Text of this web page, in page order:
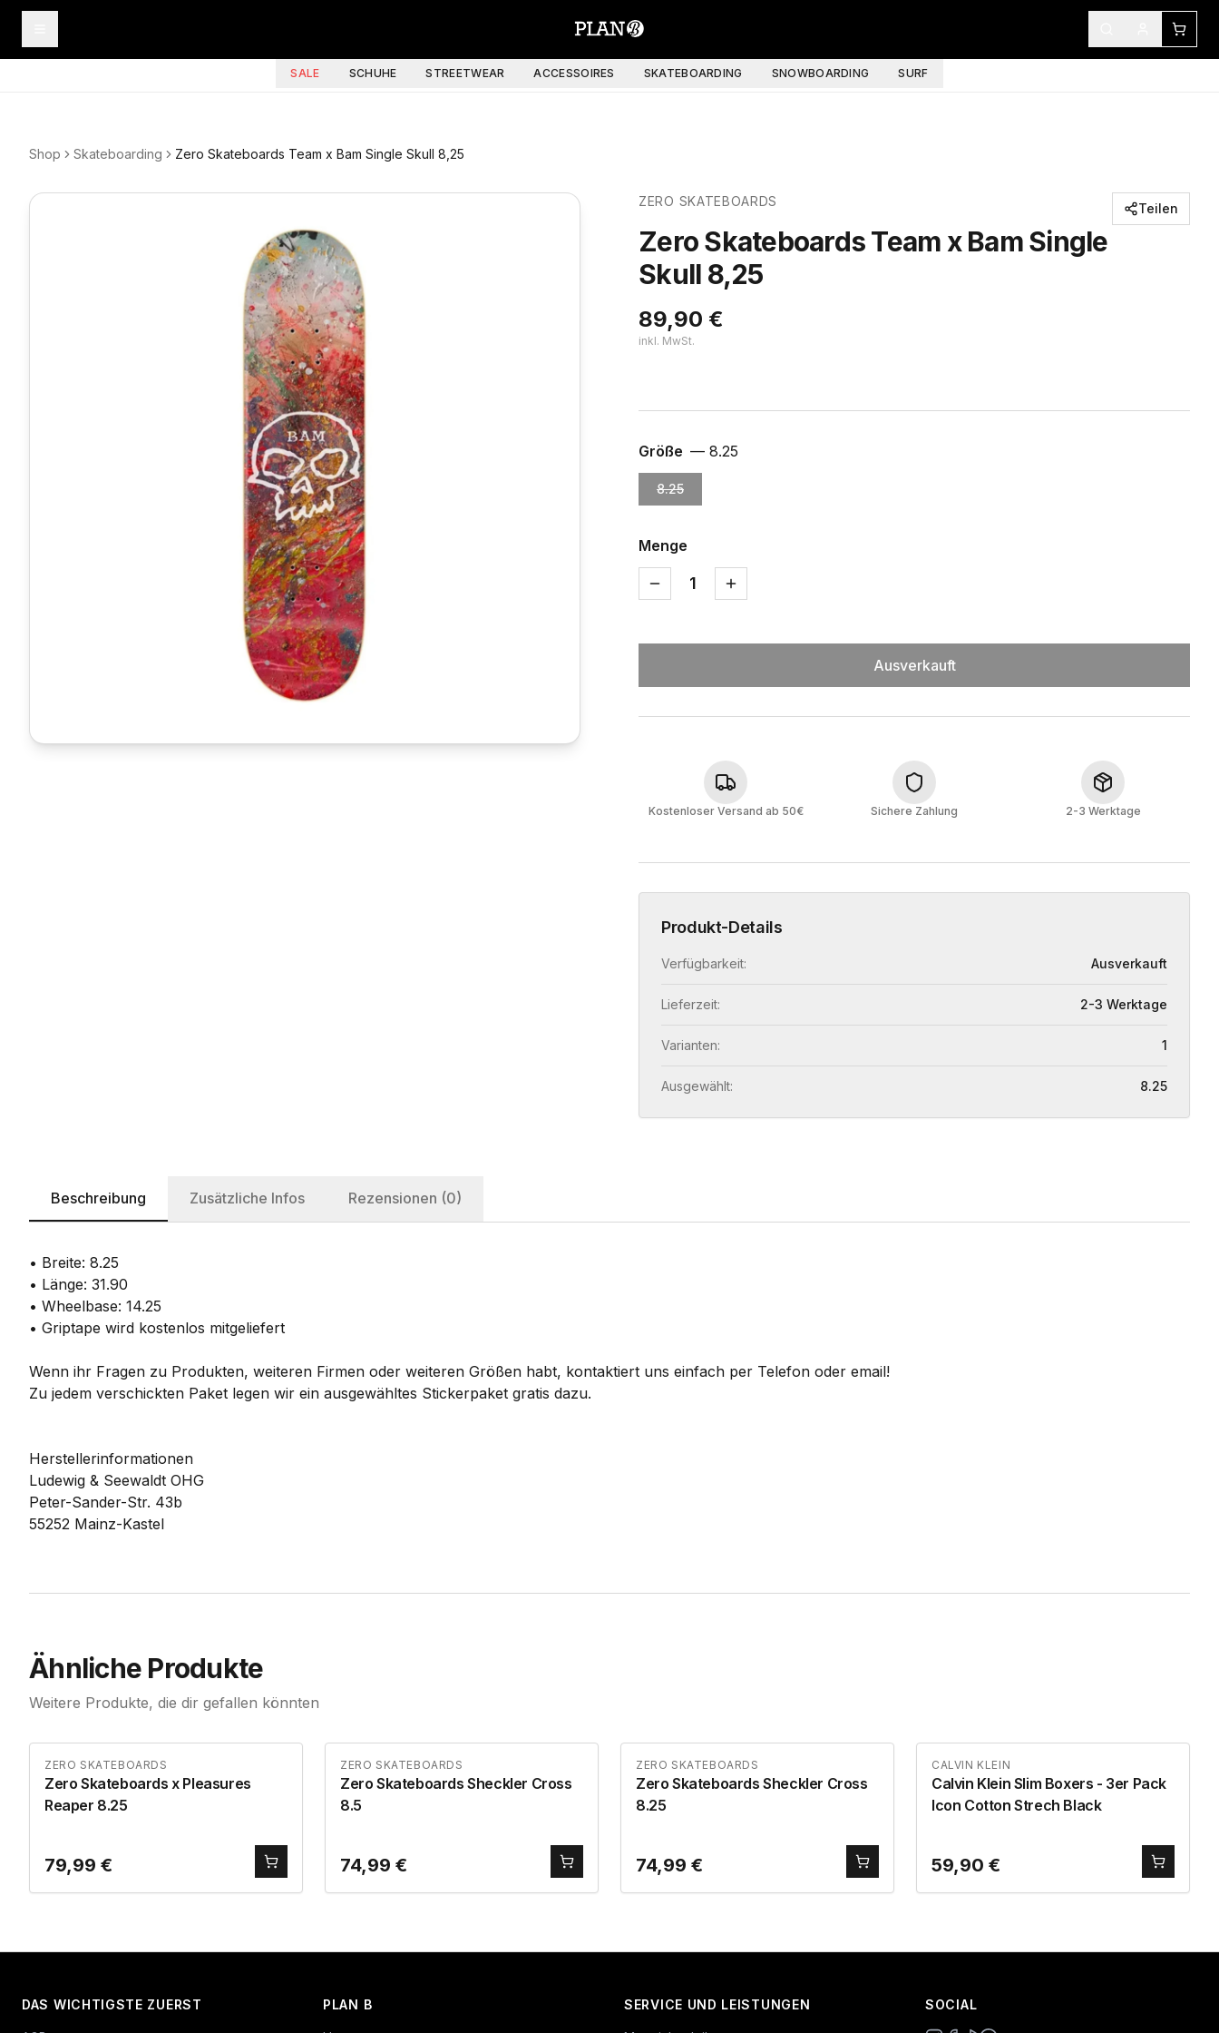
SALE SCHUHE STREETWEAR ACCESSOIRES SKATEBOARDING SNOWBOARDING SURF
Shop Skateboarding Zero Skateboards Team x Bam Single Skull 8,25
ZERO SKATEBOARDS
Zero Skateboards Team x Bam Single
Skull 8,25
89,90 €
inkl. MwSt.
Teilen
Größe — 8.25
8.25
Menge
1
Ausverkauft
Kostenloser Versand ab 50€ Sichere Zahlung 2-3 Werktage
Produkt-Details
Verfügbarkeit: Ausverkauft
Lieferzeit: 2-3 Werktage
Varianten: 1
Ausgewählt: 8.25
Beschreibung Zusätzliche Infos Rezensionen (0)
• Breite: 8.25
• Länge: 31.90
• Wheelbase: 14.25
• Griptape wird kostenlos mitgeliefert
Wenn ihr Fragen zu Produkten, weiteren Firmen oder weiteren Größen habt, kontaktiert uns einfach per Telefon oder email!
Zu jedem verschickten Paket legen wir ein ausgewähltes Stickerpaket gratis dazu.
Herstellerinformationen
Ludewig & Seewaldt OHG
Peter-Sander-Str. 43b
55252 Mainz-Kastel
Ähnliche Produkte
Weitere Produkte, die dir gefallen könnten
ZERO SKATEBOARDS
Zero Skateboards x Pleasures
Reaper 8.25
79,99 €
ZERO SKATEBOARDS
Zero Skateboards Sheckler Cross
8.5
74,99 €
ZERO SKATEBOARDS
Zero Skateboards Sheckler Cross
8.25
74,99 €
CALVIN KLEIN
Calvin Klein Slim Boxers - 3er Pack
Icon Cotton Strech Black
59,90 €
DAS WICHTIGSTE ZUERST PLAN B SERVICE UND LEISTUNGEN SOCIAL